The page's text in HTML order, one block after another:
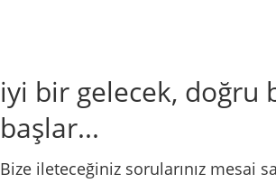
iyi bir gelecek, doğru
başlar...
Bize ileteceğiniz sorularınız mesai